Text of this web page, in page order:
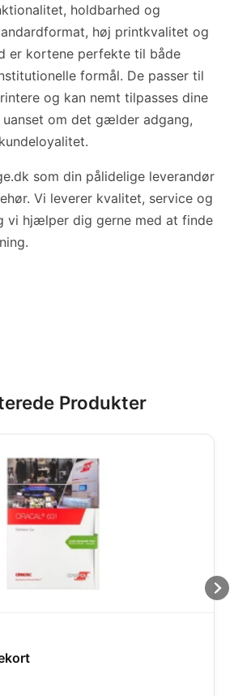
holdbarhed og
høj printkvalitet og
er kortene perfekte til både
formål. De passer til
og kan nemt tilpasses dine
om det gælder adgang,
som din pålidelige leverandør
Vi leverer kvalitet, service og
vi hjælper dig gerne med at finde
Produkter